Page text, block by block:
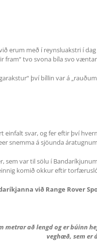
erum með í reynsluakstri í
fram“ tvo svona bíla svo
því bíllin var á
svar, og fer eftir því
snemma á sjöunda
sem var til sölu í
komið okkur eftir
við Range Rover
metrar að lengd og er
veghæð, sem er